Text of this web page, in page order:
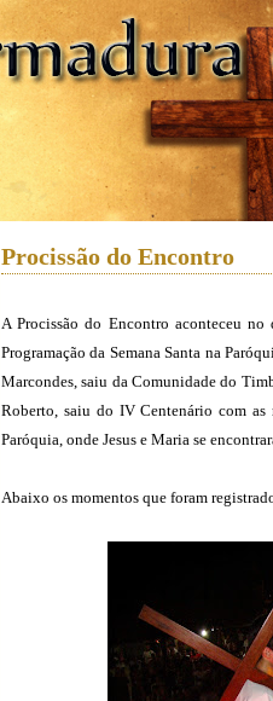
Procissão do Encontro
A Procissão do Encontro aconteceu
Programação da Semana Santa na
Marcondes, saiu da Comunidade do
Roberto, saiu do IV Centenário com as
Paróquia, onde Jesus e Maria se
Abaixo os momentos que foram